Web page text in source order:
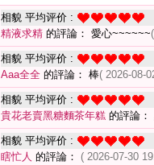
相貌 平均评价 :
精液求精 的評論： 愛心~~~~~~
相貌 平均评价 :
Aaa全全 的評論： 棒( 2026-08-
相貌 平均评价 :
貴花老賣黑糖麵茶年糕 的評論：
相貌 平均评价 :
瞎忙人 的評論： ( 2026-07-30